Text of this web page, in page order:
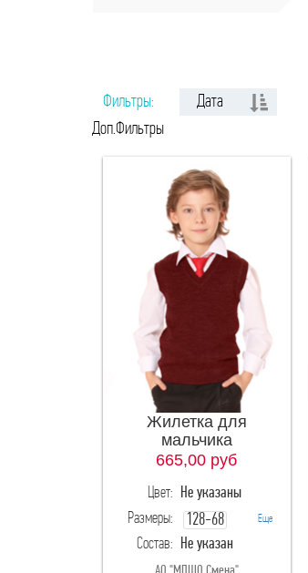
Фильтры: Дата
Доп.Фильтры
Жилетка для
мальчика
665,00 руб
Цвет: Не указаны
Размеры:
128-68
134-72
Еще
Состав: Не указан